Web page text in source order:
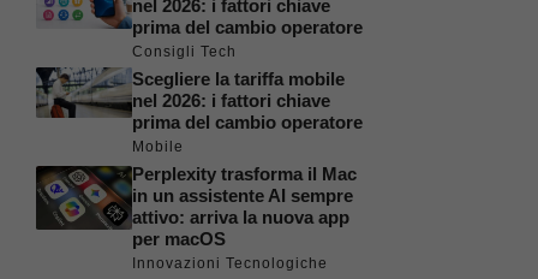
nel 2026: i fattori chiave
prima del cambio operatore
Consigli Tech
Scegliere la tariffa mobile
nel 2026: i fattori chiave
prima del cambio operatore
Mobile
Perplexity trasforma il Mac
in un assistente AI sempre
attivo: arriva la nuova app
per macOS
Innovazioni Tecnologiche